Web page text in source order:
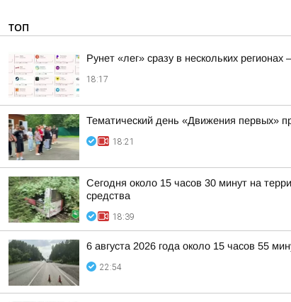
ТОП
Рунет «лег» сразу в нескольких
18:17
Тематический день «Движения первых»
18:21
Сегодня около 15 часов 30 минут на
средства
18:39
6 августа 2026 года около 15 часов 55
22:54